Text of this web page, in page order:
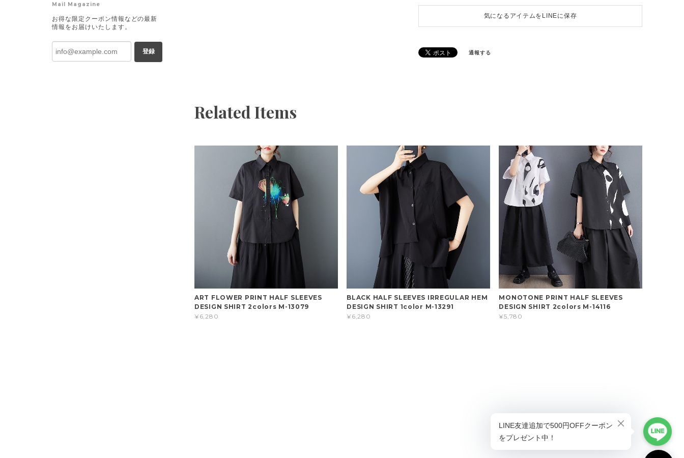
気になるアイテムをLINEに保存
通報する
Related Items
ART FLOWER PRINT HALF SLEEVES
DESIGN SHIRT 2colors M-13079
¥6,280
BLACK HALF SLEEVES IRREGULAR HEM
DESIGN SHIRT 1color M-13291
¥6,280
MONOTONE PRINT HALF SLEEVES
DESIGN SHIRT 2colors M-14116
¥5,780
Mail Magazine
お得な限定クーポン情報などの最新
情報をお届けいたします。
登録